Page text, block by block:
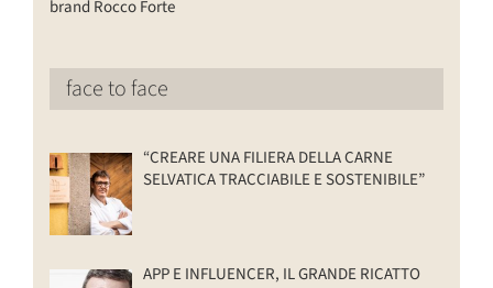
brand Rocco Forte
face to face
“CREARE UNA FILIERA DELLA CARNE
SELVATICA TRACCIABILE E SOSTENIBILE”
APP E INFLUENCER, IL GRANDE RICATTO